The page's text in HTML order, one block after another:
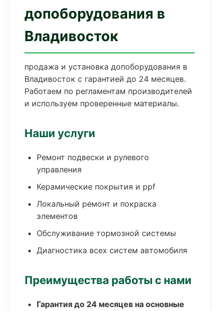
допоборудования в
Владивосток
продажа и установка допоборудования в
Владивосток с гарантией до 24 месяцев.
Работаем по регламентам производителей
и используем проверенные материалы.
Наши услуги
Ремонт подвески и рулевого
управления
Керамические покрытия и ppf
Локальный ремонт и покраска
элементов
Обслуживание тормозной системы
Диагностика всех систем автомобиля
Преимущества работы с нами
Гарантия до 24 месяцев на основные